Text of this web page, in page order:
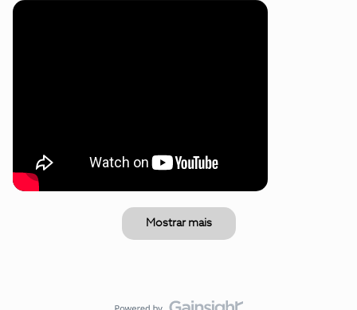
Mostrar mais